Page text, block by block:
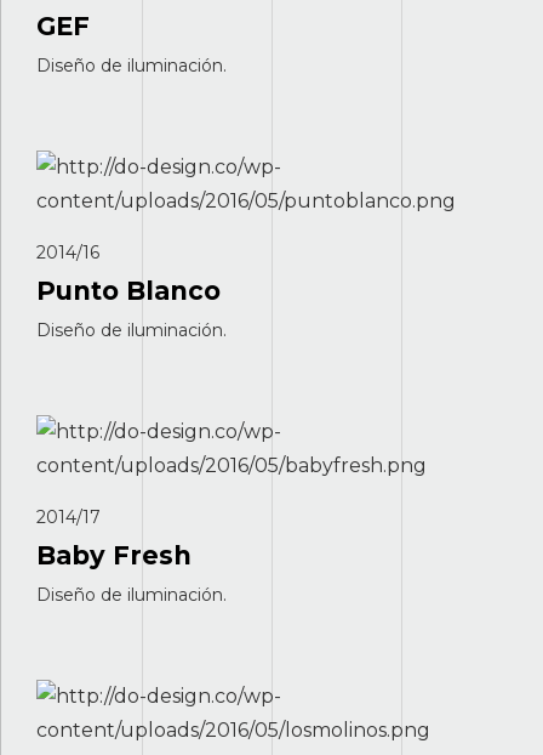
GEF
Diseño de iluminación.
2014/16
Punto Blanco
Diseño de iluminación.
2014/17
Baby Fresh
Diseño de iluminación.